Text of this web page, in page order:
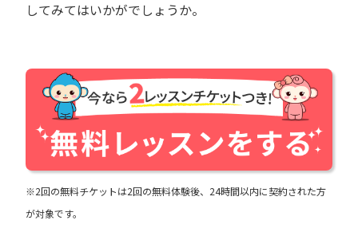
してみてはいかがでしょうか。
※2回の無料チケットは2回の無料体験後、24時間以内に契約された方
が対象です。